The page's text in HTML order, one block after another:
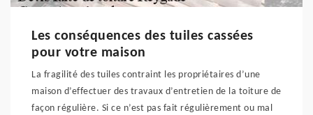
Les conséquences des tuiles cassées
pour votre maison
La fragilité des tuiles contraint les propriétaires d’une
maison d’effectuer des travaux d’entretien de la toiture de
façon régulière. Si ce n’est pas fait régulièrement ou mal